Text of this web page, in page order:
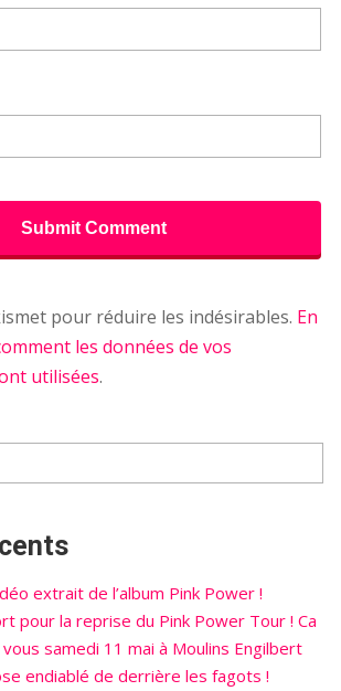
pour réduire les indésirables. En
les données de vos
utilisées.
extrait de l’album Pink Power !
pour la reprise du Pink Power Tour ! Ca
samedi 11 mai à Moulins Engilbert
endiablé de derrière les fagots !